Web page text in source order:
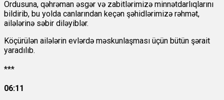
Ordusuna, qəhrəman əsgər və zabitlərimizə minnətdarlıqlarını
bildirib, bu yolda canlarından keçən şəhidlərimizə rəhmət,
ailələrinə səbir diləyiblər.
Köçürülən ailələrin evlərdə məskunlaşması üçün bütün şərait
yaradılıb.
***
06:11